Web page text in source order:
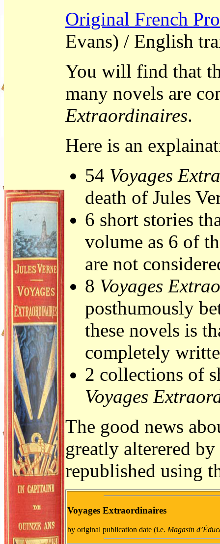
Original French
Evans) / English
You will find that
many novels are
Extraordinaires.
Here is an
54 Voyages
death of Jules
6 short stories
volume as 6 of
are not
8 Voyages
posthumously
these novels is
completely
2 collections of
Voyages
The good news
greatly alterered
republished using
Voyages Extraordinaires
by original publication date (i.e. Magasin